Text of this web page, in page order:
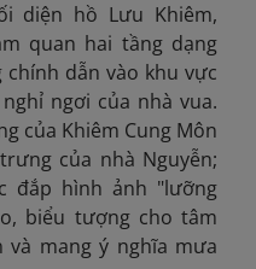
diện hồ Lưu Khiêm,
quan hai tầng dạng
dẫn vào khu vực
ngơi của nhà vua.
của Khiêm Cung Môn
của nhà Nguyễn;
đắp hình ảnh "lưỡng
biểu tượng cho tâm
mang ý nghĩa mưa